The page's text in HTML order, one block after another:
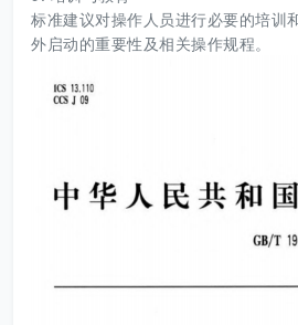
标准建议对操作人员进行必要的培训
外启动的重要性及相关操作规程。